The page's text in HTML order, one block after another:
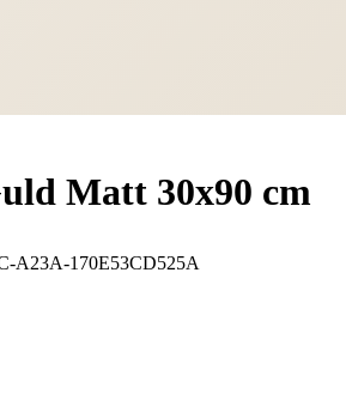
Matt 30x90 cm
A23A-170E53CD525A